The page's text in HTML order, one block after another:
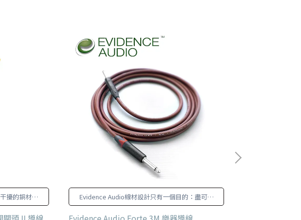
擾的銅材質
訊號
Evidence Audio線材設計只有一個目的：盡可能
地減少影響音色，達到線材最高的透明度